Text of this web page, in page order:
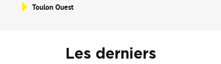
Toulon Ouest
Les derniers